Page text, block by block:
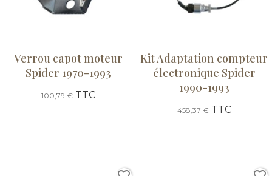
Verrou capot moteur
Spider 1970-1993
100,79 €TTC
Kit Adaptation compteur
électronique Spider
1990-1993
458,37 €TTC